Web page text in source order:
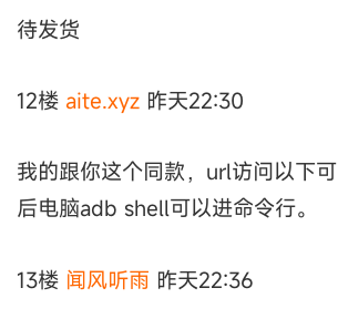
待发货
12楼 aite.xyz 昨天22:30
我的跟你这个同款，url访问以下
后电脑adb shell可以进命令行。
13楼 闻风听雨 昨天22:36